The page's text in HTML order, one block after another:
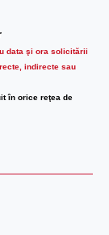
data şi ora solicitării
indirecte sau
în orice reţea de